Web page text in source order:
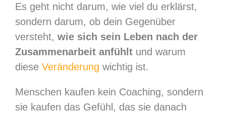
Es geht nicht darum, wie viel du erklärst,
sondern darum, ob dein Gegenüber
versteht, wie sich sein Leben nach der
Zusammenarbeit anfühlt und warum
diese Veränderung wichtig ist.
Menschen kaufen kein Coaching, sondern
sie kaufen das Gefühl, das sie danach